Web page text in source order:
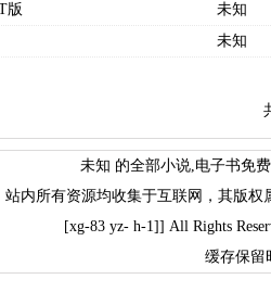
版 未知
未知
未知 的全部小说,电子书免
站内所有资源均收集于互联网，其版权
[xg-83 yz- h-1]] All Rights
缓存保留